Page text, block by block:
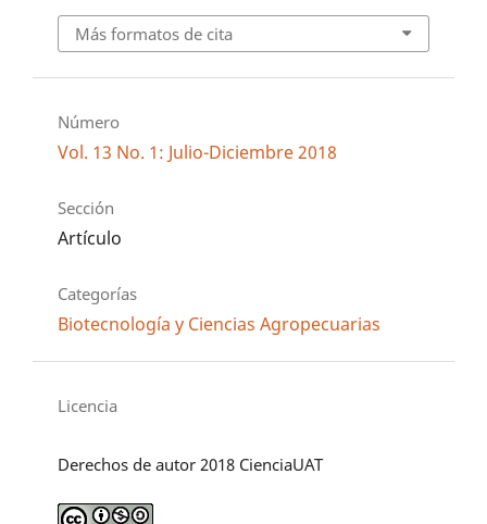
Más formatos de cita
Número
Vol. 13 No. 1: Julio-Diciembre 2018
Sección
Artículo
Categorías
Biotecnología y Ciencias Agropecuarias
Licencia
Derechos de autor 2018 CienciaUAT